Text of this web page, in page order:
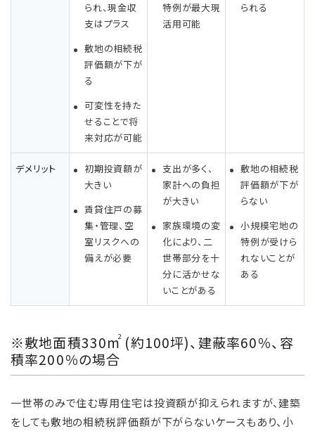
られ、現金収
支はプラス
敷地の相続税
評価額が下が
る
可変性を持た
せることで将
来対応が可能
特例が最大現
活用可能
られる
デメリット
初期投資額が
大きい
賃貸住戸の募
集・管理、空
室リスクへの
備えが必要
支出が多く、
家計への負担
が大きい
家族環境の変
化により、二
世帯部分を十
分に活かせな
いことがある
敷地の相続税
評価額が下が
らない
小規模宅地の
特例が受けら
れないことが
ある
※敷地面積330m2 (約100坪)、建蔽率60％、容
積率200％の場合
一世帯のみで住む専用住宅は投資額が抑えられますが、建築
をしても敷地の相続税評価額が下がらないケースもあり、小